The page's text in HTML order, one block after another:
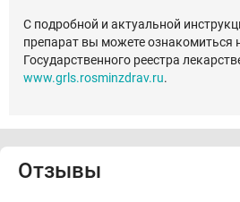
С подробной и актуальной
препарат вы можете ознакомиться
Государственного реестра
www.grls.rosminzdrav.ru.
Отзывы